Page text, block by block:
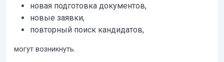
новая подготовка документов,
новые заявки,
повторный поиск кандидатов,
могут возникнуть.